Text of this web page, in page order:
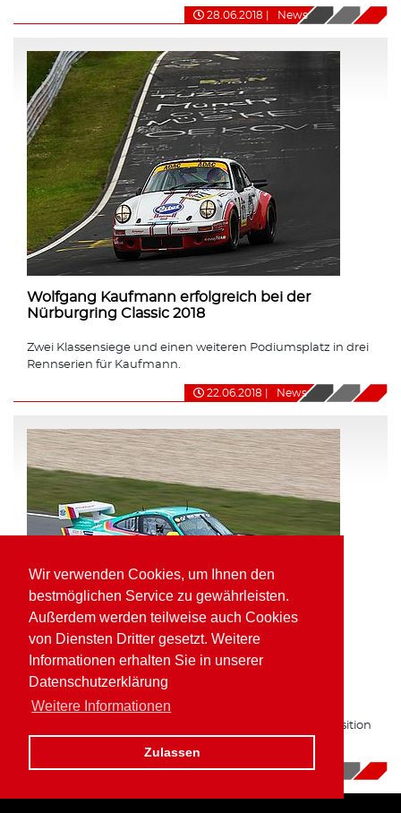
Wir verwenden Cookies, um Ihnen den
bestmöglichen Service zu gewährleisten.
Außerdem werden teilweise auch Cookies
von Diensten Dritter gesetzt. Weitere
Informationen erhalten Sie in unserer
Datenschutzerklärung
Weitere Informationen
Zulassen
28.06.2018 News
Wolfgang Kaufmann erfolgreich bei der
Nürburgring Classic 2018
Zwei Klassensiege und einen weiteren Podiumsplatz in drei
Rennserien für Kaufmann.
22.06.2018 News
Pole Position und schnellste Runde für
Kaufmann in der VLN
Zum zweiten Mal in Folge auf bester Gruppe H Startposition
16.10.2017| News